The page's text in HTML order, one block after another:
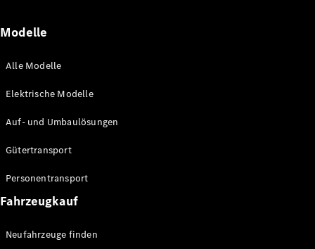
Konfigurator
Mercedes-
Mercedes-Benz Pkw
Mercedes-Benz
Modelle
Alle Modelle
Elektrische Modelle
Auf- und Umbaulösungen
Gütertransport
Personentransport
Fahrzeugkauf
Neufahrzeuge finden